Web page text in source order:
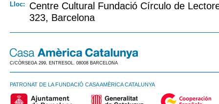
Lloc:
Centre Cultural Fundació Círculo de
323, Barcelona
C/CÒRSEGA 299, ENTRESOL. 08008 BARCELONA
PATRONAT DE LA FUNDACIÓ CASA AMÈRICA CATALUNYA